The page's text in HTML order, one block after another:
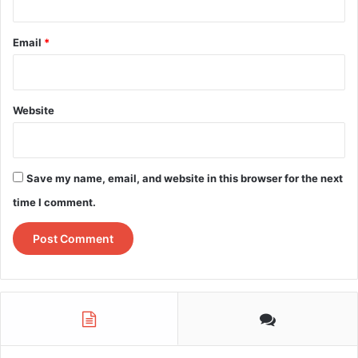
Email *
Website
Save my name, email, and website in this browser for the next
time I comment.